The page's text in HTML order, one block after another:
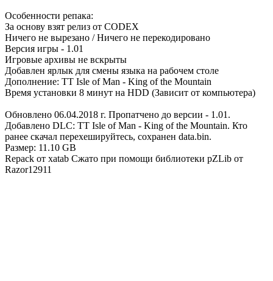
Особенности репака:
За основу взят релиз от CODEX
Ничего не вырезано / Ничего не перекодировано
Версия игры - 1.01
Игровые архивы не вскрыты
Добавлен ярлык для смены языка на рабочем столе
Дополнение: TT Isle of Man - King of the Mountain
Время установки 8 минут на HDD (Зависит от компьютера)
Обновлено 06.04.2018 г. Пропатчено до версии - 1.01.
Добавлено DLC: TT Isle of Man - King of the Mountain. Кто
ранее скачал перехешируйтесь, сохранен data.bin.
Размер: 11.10 GB
Repack от xatab Сжато при помощи библиотеки pZLib от
Razor12911